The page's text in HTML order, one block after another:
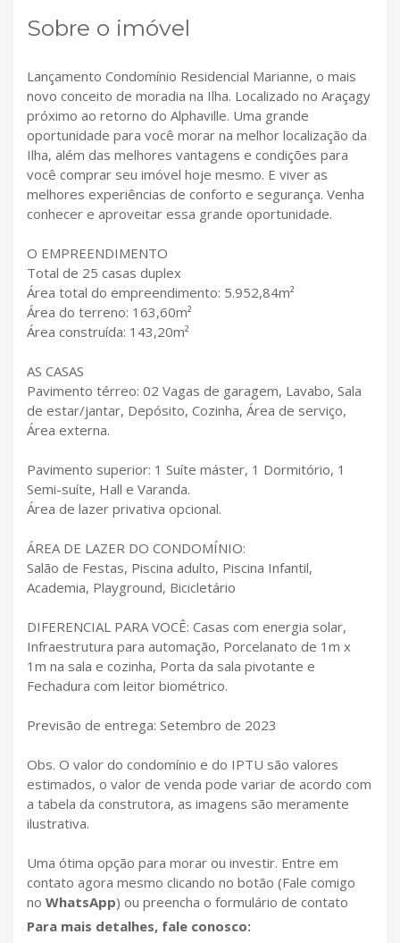
Sobre o imóvel
Lançamento Condomínio Residencial Marianne, o mais
novo conceito de moradia na Ilha. Localizado no Araçagy
próximo ao retorno do Alphaville. Uma grande
oportunidade para você morar na melhor localização da
Ilha, além das melhores vantagens e condições para
você comprar seu imóvel hoje mesmo. E viver as
melhores experiências de conforto e segurança. Venha
conhecer e aproveitar essa grande oportunidade.
O EMPREENDIMENTO
Total de 25 casas duplex
Área total do empreendimento: 5.952,84m²
Área do terreno: 163,60m²
Área construída: 143,20m²
AS CASAS
Pavimento térreo: 02 Vagas de garagem, Lavabo, Sala
de estar/jantar, Depósito, Cozinha, Área de serviço,
Área externa.
Pavimento superior: 1 Suíte máster, 1 Dormitório, 1
Semi-suíte, Hall e Varanda.
Área de lazer privativa opcional.
ÁREA DE LAZER DO CONDOMÍNIO:
Salão de Festas, Piscina adulto, Piscina Infantil,
Academia, Playground, Bicicletário
DIFERENCIAL PARA VOCÊ: Casas com energia solar,
Infraestrutura para automação, Porcelanato de 1m x
1m na sala e cozinha, Porta da sala pivotante e
Fechadura com leitor biométrico.
Previsão de entrega: Setembro de 2023
Obs. O valor do condomínio e do IPTU são valores
estimados, o valor de venda pode variar de acordo com
a tabela da construtora, as imagens são meramente
ilustrativa.
Uma ótima opção para morar ou investir. Entre em
contato agora mesmo clicando no botão (Fale comigo
no WhatsApp) ou preencha o formulário de contato
Para mais detalhes, fale conosco: